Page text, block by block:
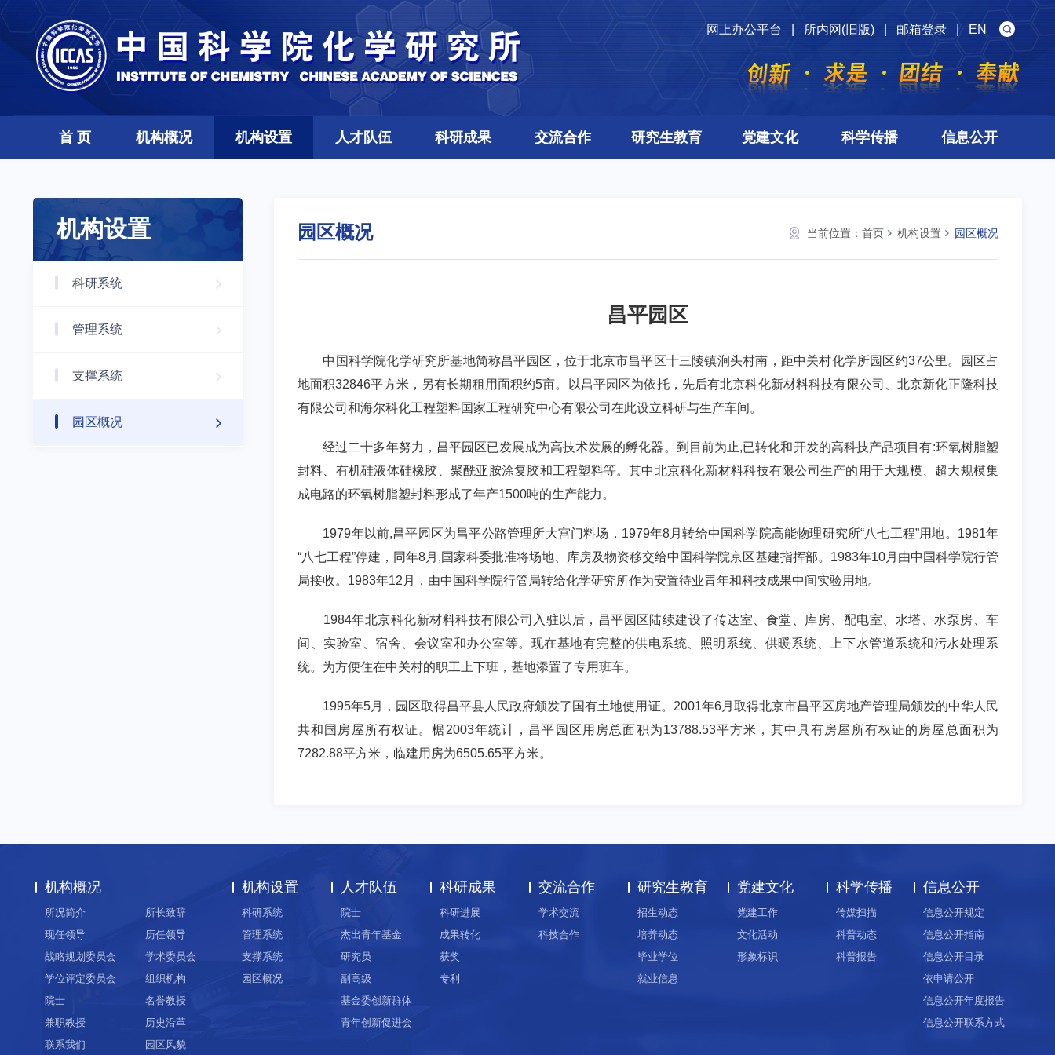
网上办公平台 所内网(旧版) 邮箱登录 |EN
首 页 机构概况 机构设置 人才队伍 科研成果 交流合作 研究生教育 党建文化 科学传播 信息公开
机构设置
科研系统
管理系统
支撑系统
园区概况
当前位置： 首页 机构设置 园区概况
园区概况
昌平园区
中国科学院化学研究所基地简称昌平园区，位于北京市昌平区十三陵镇涧头村南，距中关村化学所园区约37公里。 园区占
地面积32846平方米，另有长期租用面积约5亩。以昌平园区为依托，先后有北京科化新材料科技有限公司、北京新化正隆科技
有限公司和海尔科化工程塑料国家工程研究中心有限公司在此设立科研与生产车间。
经过二十多年努力，昌平园区已发展成为高技术发展的孵化器。到目前为止,已转化和开发的高科技产品项目有:环氧树脂塑
封料、有机硅液体硅橡胶、聚酰亚胺涂复胶和工程塑料等。其中北京科化新材料科技有限公司生产的用于大规模、超大规模集
成电路的环氧树脂塑封料形成了年产1500吨的生产能力。
1979年以前,昌平园区为昌平公路管理所大宫门料场，1979年8月转给中国科学院高能物理研究所“八七工程”用地。1981年
“八七工程”停建，同年8月,国家科委批准将场地、库房及物资移交给中国科学院京区基建指挥部。1983年10月由中国科学院行管
局接收。1983年12月，由中国科学院行管局转给化学研究所作为安置待业青年和科技成果中间实验用地。
1984年北京科化新材料科技有限公司入驻以后，昌平园区陆续建设了传达室、食堂、库房、配电室、水塔、水泵房、车
间、实验室、宿舍、会议室和办公室等。现在基地有完整的供电系统、照明系统、供暖系统、上下水管道系统和污水处理系
统。为方便住在中关村的职工上下班，基地添置了专用班车。
1995年5月， 园区取得昌平县人民政府颁发了国有土地使用证。2001年6月取得北京市昌平区房地产管理局颁发的中华人民
共和国房屋所有权证。椐2003年统计，昌平 园区 用房总面积为13788.53平方米，其中具有房屋所有权证的房屋总面积为
7282.88平方米，临建用房为6505.65平方米。
机构概况
所况简介
所长致辞
现任领导
历任领导
战略规划委员会
学术委员会
学位评定委员会
组织机构
院士
名誉教授
兼职教授
历史沿革
联系我们
园区风貌
机构设置
科研系统
管理系统
支撑系统
园区概况
人才队伍
院士
杰出青年基金
研究员
副高级
基金委创新群体
青年创新促进会
科研成果
科研进展
成果转化
获奖
专利
交流合作
学术交流
科技合作
研究生教育
招生动态
培养动态
毕业学位
就业信息
党建文化
党建工作
文化活动
形象标识
科学传播
传媒扫描
科普动态
科普报告
信息公开
信息公开规定
信息公开指南
信息公开目录
依申请公开
信息公开年度报告
信息公开联系方式